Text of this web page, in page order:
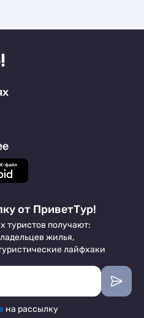
от ПриветТур!
туристов получают:
жилья,
лайфхаки
на рассылку